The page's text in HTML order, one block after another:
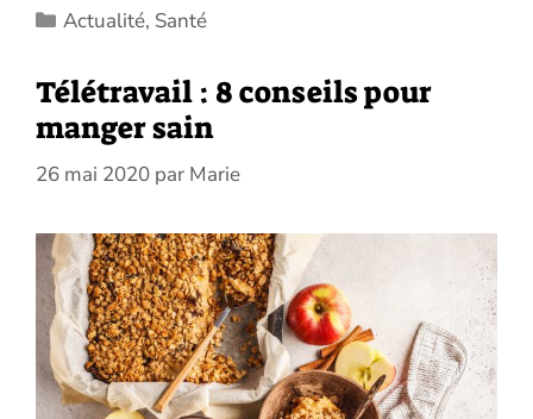
Catégories
Actualité, Santé
Télétravail : 8 conseils pour
manger sain
26 mai 2020 par Marie